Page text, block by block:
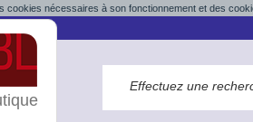
cookies nécessaires à son fonctionnement et des